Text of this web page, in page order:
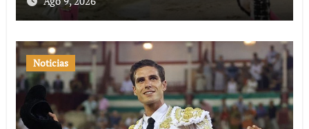
Noticias